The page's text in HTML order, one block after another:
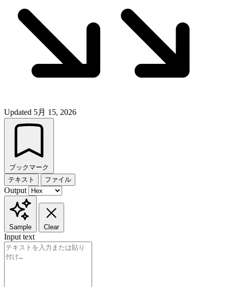
Updated 5月 15, 2026
ブックマーク
テキスト
ファイル
Output
Sample Clear
Input text